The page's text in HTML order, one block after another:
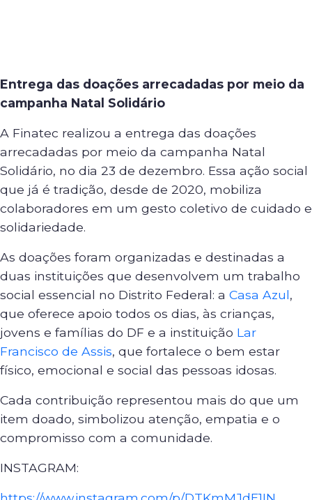
Entrega das doações arrecadadas por meio da
campanha Natal Solidário
A Finatec realizou a entrega das doações
arrecadadas por meio da campanha Natal
Solidário, no dia 23 de dezembro. Essa ação social
que já é tradição, desde de 2020, mobiliza
colaboradores em um gesto coletivo de cuidado e
solidariedade.
As doações foram organizadas e destinadas a
duas instituições que desenvolvem um trabalho
social essencial no Distrito Federal: a Casa Azul,
que oferece apoio todos os dias, às crianças,
jovens e famílias do DF e a instituição Lar
Francisco de Assis, que fortalece o bem estar
físico, emocional e social das pessoas idosas.
Cada contribuição representou mais do que um
item doado, simbolizou atenção, empatia e o
compromisso com a comunidade.
INSTAGRAM: